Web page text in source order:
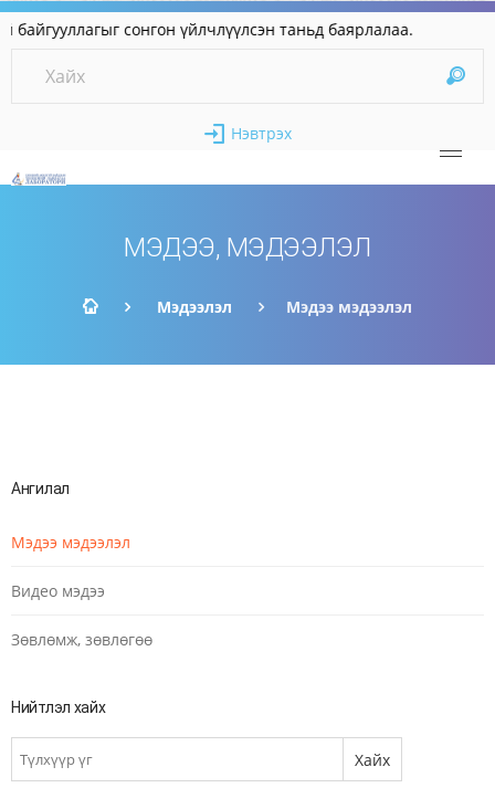
сонгон үйлчлүүлсэн таньд
Нэвтрэх
МЭДЭЭ, МЭДЭЭЛЭЛ
Мэдээлэл Мэдээ мэдээлэл
Ангилал
Мэдээ мэдээлэл
Видео мэдээ
Зөвлөмж, зөвлөгөө
Нийтлэл хайх